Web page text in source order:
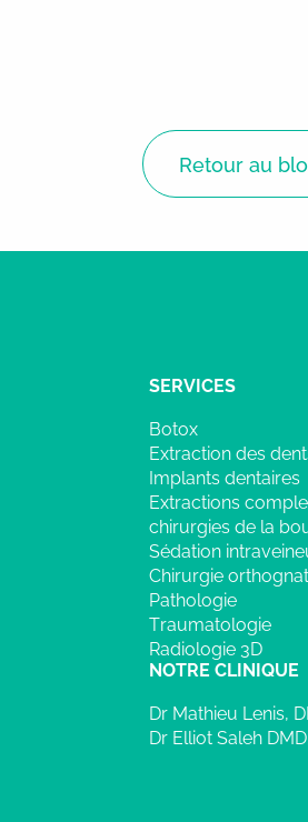
Retour au
SERVICES
Botox
Extraction des
Implants dentaires
Extractions
chirurgies de la
Sédation
Chirurgie
Pathologie
Traumatologie
Radiologie 3D
NOTRE CLINIQUE
Dr Mathieu Lenis,
Dr Elliot Saleh